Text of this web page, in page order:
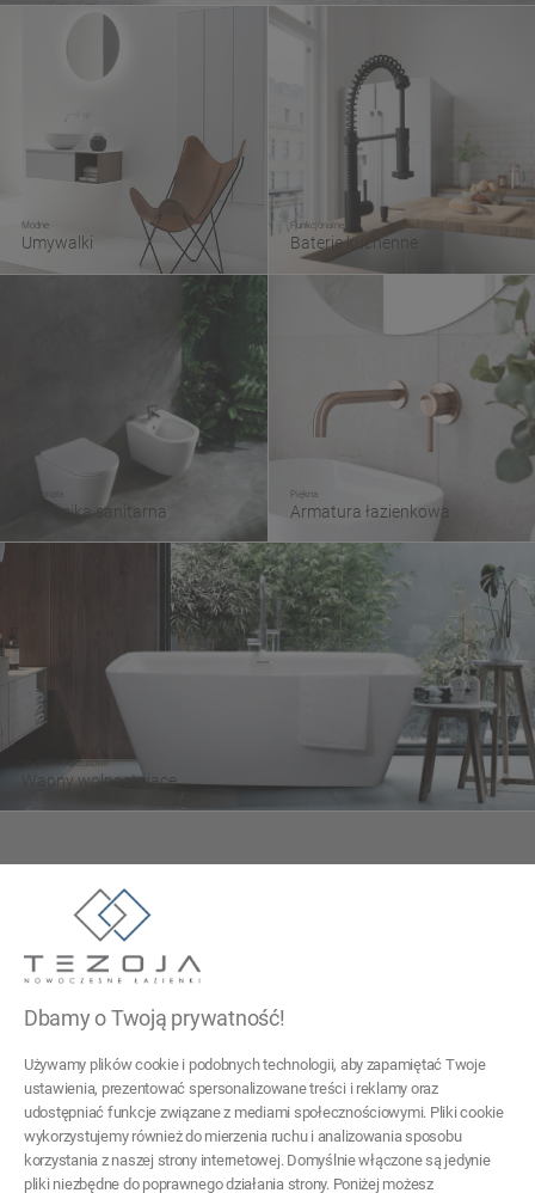
Modne
Umywalki
Funkcjonalne
Baterie kuchenne
Wygodne i luksusowe
Wanny wolnostojące
Doskonała
Ceramika sanitarna
Piękna
Armatura łazienkowa
03-017 Warszawa
tezoja@gmail.com
Pomoc
Dbamy o Twoją prywatność!
Używamy plików cookie i podobnych technologii, aby zapamiętać Twoje
ustawienia, prezentować spersonalizowane treści i reklamy oraz
udostępniać funkcje związane z mediami społecznościowymi. Pliki cookie
wykorzystujemy również do mierzenia ruchu i analizowania sposobu
korzystania z naszej strony internetowej. Domyślnie włączone są jedynie
pliki niezbędne do poprawnego działania strony. Poniżej możesz